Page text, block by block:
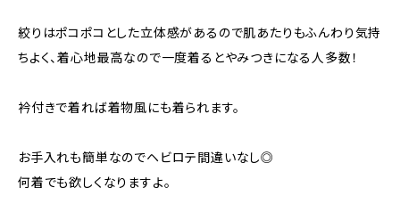
絞りはポコポコとした立体感があるので肌あたりもふんわり気持
ちよく、着心地最高なので一度着るとやみつきになる人多数！
衿付きで着れば着物風にも着られます。
お手入れも簡単なのでヘビロテ間違いなし◎
何着でも欲しくなりますよ。